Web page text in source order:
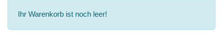
Ihr Warenkorb ist noch leer!